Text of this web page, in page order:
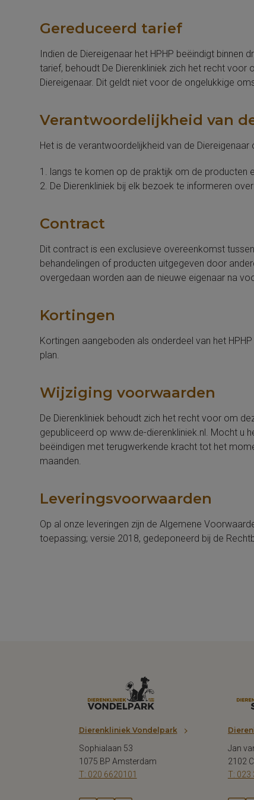
Gereduceerd tarief
Indien de Diereigenaar het HPHP beëindigt binnen
tarief, behoudt De Dierenkliniek zich het recht
Diereigenaar. Dit geldt niet voor de ongelukkige
Verantwoordelijkheid van
Het is de verantwoordelijkheid van de Diereigenaar
1. langs te komen op de praktijk om de producten
2. De Dierenkliniek bij elk bezoek te informeren
Contract
Dit contract is een exclusieve overeenkomst
behandelingen of producten uitgegeven door
overgedaan worden aan de nieuwe eigenaar na
Kortingen
Kortingen aangeboden als onderdeel van het
plan.
Wijziging voorwaarden
De Dierenkliniek behoudt zich het recht voor om
gepubliceerd op www.de-dierenkliniek.nl. Mocht u
beëindigen met terugwerkende kracht tot het
maanden.
Leveringsvoorwaarden
Op al onze leveringen zijn de Algemene
toepassing; versie 2018, gedeponeerd bij de
Dierenkliniek Vondelpark
Sophialaan 53
1075 BP Amsterdam
T: 020 6620101
Jan
2102
T: 023